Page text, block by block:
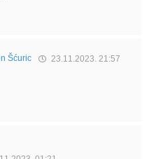
Šćuric 23.11.2023. 21:57